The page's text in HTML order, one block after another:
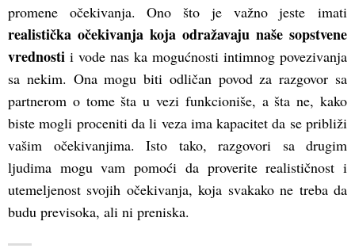
promene očekivanja. Ono što je važno jeste imati
realistička očekivanja koja odražavaju naše sopstvene
vrednosti i vode nas ka mogućnosti intimnog povezivanja
sa nekim. Ona mogu biti odličan povod za razgovor sa
partnerom o tome šta u vezi funkcioniše, a šta ne, kako
biste mogli proceniti da li veza ima kapacitet da se približi
vašim očekivanjima. Isto tako, razgovori sa drugim
ljudima mogu vam pomoći da proverite realističnost i
utemeljenost svojih očekivanja, koja svakako ne treba da
budu previsoka, ali ni preniska.